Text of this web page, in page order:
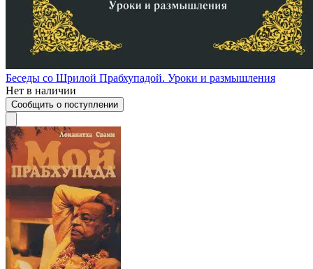
Беседы со Шрилой Прабхупадой. Уроки и размышления
Нет в наличии
Сообщить о поступлении